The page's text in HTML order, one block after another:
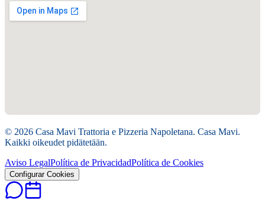
© 2026 Casa Mavi Trattoria e Pizzeria Napoletana. Casa Mavi.
Kaikki oikeudet pidätetään.
Aviso LegalPolítica de PrivacidadPolítica de Cookies
Configurar Cookies